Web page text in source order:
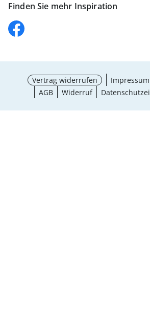
Finden Sie mehr Inspiration
Vertrag widerrufen Impressum
AGB
Widerruf